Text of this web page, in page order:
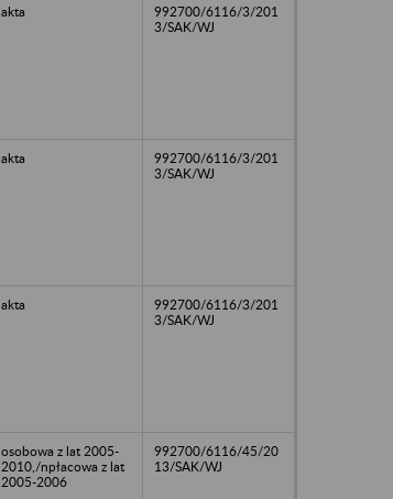
akta
992700/6116/3/201
3/SAK/WJ
akta
992700/6116/3/201
3/SAK/WJ
akta
992700/6116/3/201
3/SAK/WJ
osobowa z lat 2005-
2010,/npłacowa z lat
2005-2006
992700/6116/45/20
13/SAK/WJ